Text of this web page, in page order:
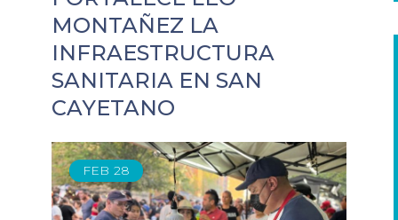
MONTAÑEZ LA
INFRAESTRUCTURA
SANITARIA EN SAN
CAYETANO
FEB 28